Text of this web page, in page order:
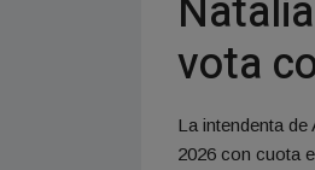
vota
La intendenta
2026 con cuota